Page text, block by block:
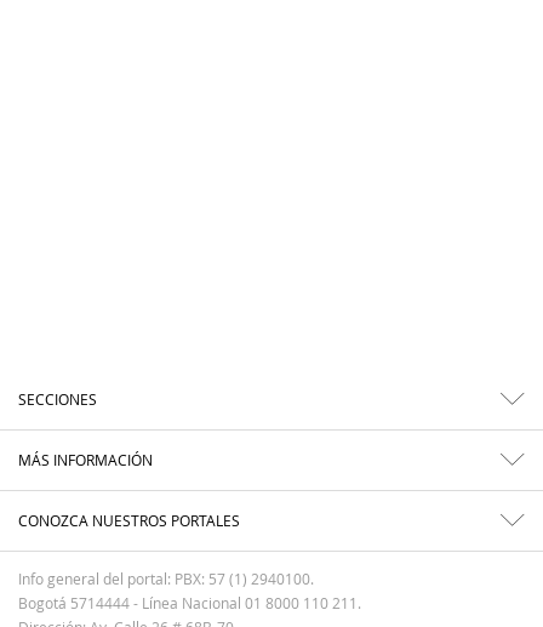
SECCIONES
MÁS INFORMACIÓN
CONOZCA NUESTROS PORTALES
Info general del portal: PBX: 57 (1) 2940100.
Bogotá 5714444 - Línea Nacional 01 8000 110 211.